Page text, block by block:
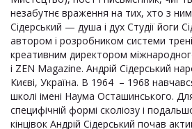
незабутнє враження на тих, хто з
Сідерський — душа і дух Студії йоги
автором і розробником системи
креативним директором
і ZEN Magazine. Андрій Сідерський
Києві, Україна. В 1964 – 1968
школі імені Наума Осташинського.
специфічній формі сколіозу і
кінцівок Андрій Сідерський почав